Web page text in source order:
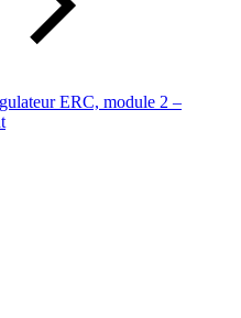
ERC, module 2 –